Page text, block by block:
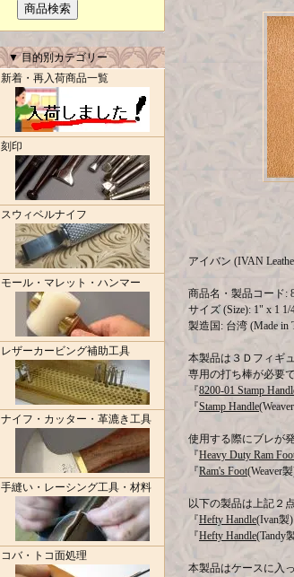
▼ 目的別カテゴリー
新着・再入荷商品一覧
刻印
スウィベルナイフ
モール・マレット・ハンマー
レザーカービング補助工具
ナイフ・カッター・革漉き工具
手縫い・レーシング工具・材料
コバ・トコ面処理
アイバン (IVAN
商品名・製品コード:
サイズ (Size): 1" x 1 1/
製造国: 台湾 (Made in
本製品は３Ｄフィギ
専用の打ち棒が必要で
『8200-01 Stamp
『Stamp Handle
使用する際にブレが
『Heavy Duty Ram
『Ram's Foot(Weaver製
以下の製品は上記２
『Hefty Handle(Ivan製)
『Hefty Handle(Tandy
本製品はケースに入